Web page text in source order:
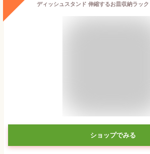
ショップでみる